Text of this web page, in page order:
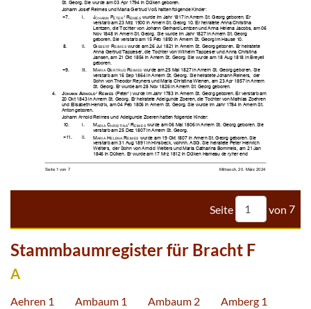

     





   




     





      




     



     






Seite von 7
Stammbaumregister für Bracht F
A
Aehren 1 Ambaum 1 Ambaum 2 Amberg 1